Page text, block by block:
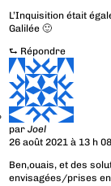
L’Inquisition était
Galilée 🙂
⮑ Répondre
parJoel
26 août 2021 à 13 h
Ben,ouais, et des
envisagées/prises